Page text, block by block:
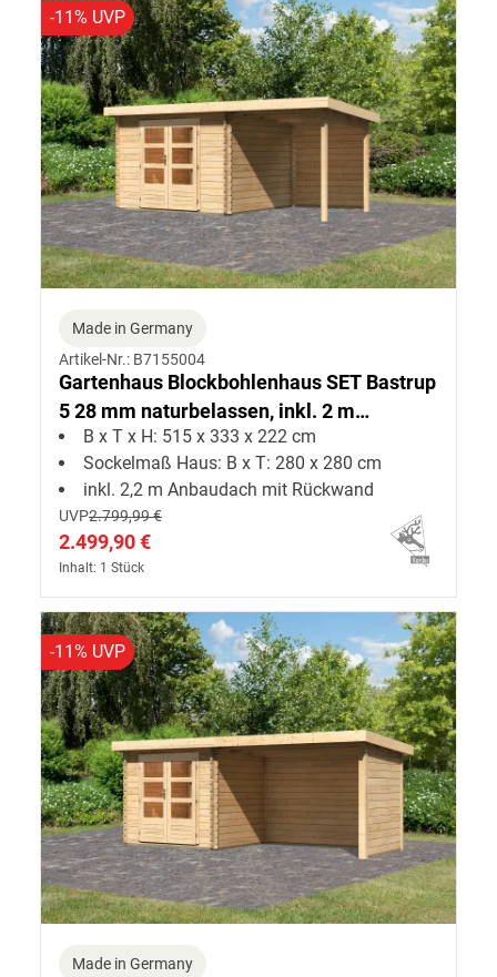
-11% UVP
Made in Germany
Artikel-Nr.: B7155004
Gartenhaus Blockbohlenhaus SET Bastrup
5 28 mm naturbelassen, inkl. 2 m
Anbaudach + Rückwand
B x T x H: 515 x 333 x 222 cm
Sockelmaß Haus: B x T: 280 x 280 cm
inkl. 2,2 m Anbaudach mit Rückwand
UVP2.799,99 €
2.499,90 €
Inhalt: 1 Stück
-11% UVP
Made in Germany